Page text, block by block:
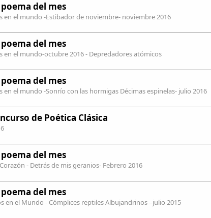
del mes
en el mundo -Estibador de noviembre- noviembre 2016
del mes
en el mundo-octubre 2016 - Depredadores atómicos
del mes
en el mundo -Sonrío con las hormigas Décimas espinelas- julio 2016
de Poética Clásica
del mes
- Detrás de mis geranios- Febrero 2016
del mes
en el Mundo - Cómplices reptiles Albujandrinos –julio 2015